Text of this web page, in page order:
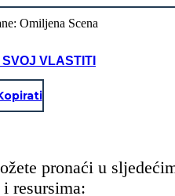
VLASTITI
pronaći u
resursima: